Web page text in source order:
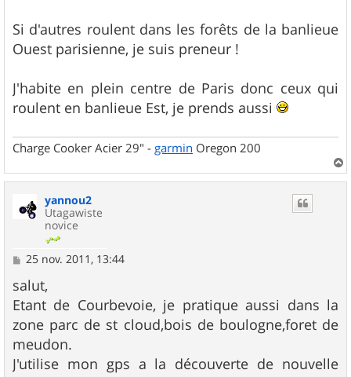
Si d'autres roulent dans les forêts de la banlieue
Ouest parisienne, je suis preneur !
J'habite en plein centre de Paris donc ceux qui
roulent en banlieue Est, je prends aussi
Charge Cooker Acier 29" - garmin Oregon 200
a
yannou2
Utagawiste
novice
M
s
s
a
g
e
25 nov. 2011, 13:44
salut,
Etant de Courbevoie, je pratique aussi dans la
zone parc de st cloud,bois de boulogne,foret de
meudon.
J'utilise mon gps a la découverte de nouvelle